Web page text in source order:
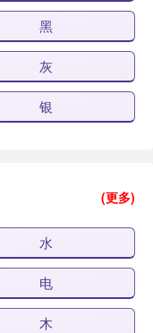
黑
灰
银
(更多)
水
电
木